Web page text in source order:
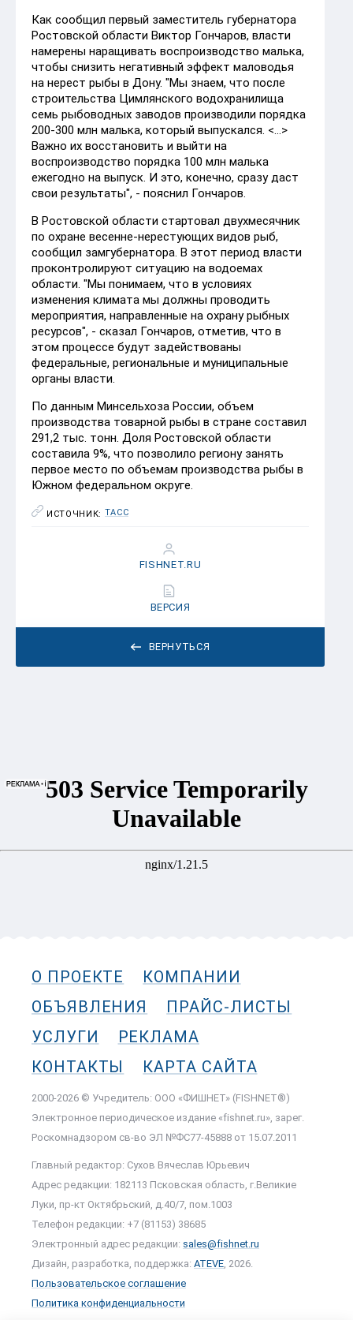
Как сообщил первый заместитель губернатора
Ростовской области Виктор Гончаров, власти
намерены наращивать воспроизводство малька,
чтобы снизить негативный эффект маловодья
на нерест рыбы в Дону. "Мы знаем, что после
строительства Цимлянского водохранилища
семь рыбоводных заводов производили порядка
200-300 млн малька, который выпускался. <...>
Важно их восстановить и выйти на
воспроизводство порядка 100 млн малька
ежегодно на выпуск. И это, конечно, сразу даст
свои результаты", - пояснил Гончаров.
В Ростовской области стартовал двухмесячник
по охране весенне-нерестующих видов рыб,
сообщил замгубернатора. В этот период власти
проконтролируют ситуацию на водоемах
области. "Мы понимаем, что в условиях
изменения климата мы должны проводить
мероприятия, направленные на охрану рыбных
ресурсов", - сказал Гончаров, отметив, что в
этом процессе будут задействованы
федеральные, региональные и муниципальные
органы власти.
По данным Минсельхоза России, объем
производства товарной рыбы в стране составил
291,2 тыс. тонн. Доля Ростовской области
составила 9%, что позволило региону занять
первое место по объемам производства рыбы в
Южном федеральном округе.
ИСТОЧНИК: ТАСС
ВЕРНУТЬСЯ
FISHNET.RU
ВЕРСИЯ
О ПРОЕКТЕ
КОМПАНИИ
ОБЪЯВЛЕНИЯ
ПРАЙС-ЛИСТЫ
УСЛУГИ
РЕКЛАМА
КОНТАКТЫ
КАРТА САЙТА
2000-2026 © Учредитель: ООО «ФИШНЕТ» (FISHNET®)
Электронное периодическое издание «fishnet.ru», зарег.
Роскомнадзором cв-во ЭЛ №ФС77-45888 от 15.07.2011
Главный редактор: Сухов Вячеслав Юрьевич
Адрес редакции: 182113 Псковская область, г.Великие
Луки, пр-кт Октябрьский, д.40/7, пом.1003
Телефон редакции: +7 (81153) 38685
Электронный адрес редакции: sales@fishnet.ru
Дизайн, разработка, поддержка: ATEVE , 2026.
Пользовательское соглашение
Политика конфиденциальности